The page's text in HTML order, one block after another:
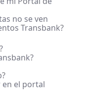
no se ven
Transbank?
el portal